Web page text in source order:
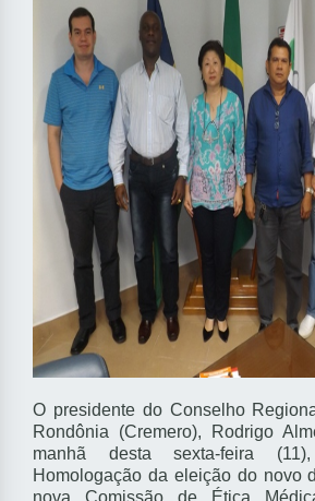
O presidente do Conselho
Rondônia (Cremero), Rodrigo
manhã desta sexta-feira
Homologação da eleição do novo